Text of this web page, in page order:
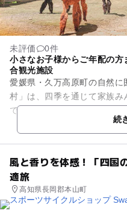
未評価
0件
小さなお子様からご年配の
合観光施設
愛媛県・久万高原町の自然
村」は、四季を通じて家族
です。広々とした園内には、
動物ふれあい、アスレチック
続
風と香りを体感！「四国
適旅
高知県長岡郡本山町